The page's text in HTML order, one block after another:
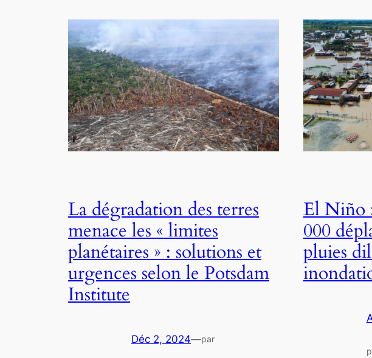
La dégradation des terres
menace les « limites
planétaires » : solutions et
urgences selon le Potsdam
Institute
Déc 2, 2024—par
El Niño
000
pluies